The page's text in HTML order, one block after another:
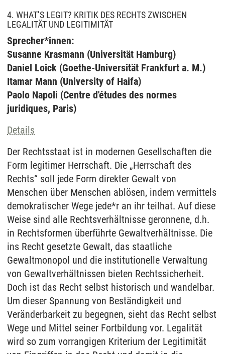
4. WHAT’S LEGIT? KRITIK DES RECHTS ZWISCHEN
LEGALITÄT UND LEGITIMITÄT
Sprecher*innen:
Susanne Krasmann (Universität Hamburg)
Daniel Loick (Goethe-Universität Frankfurt a. M.)
Itamar Mann (University of Haifa)
Paolo Napoli (Centre d'études des normes
juridiques, Paris)
Details
Der Rechtsstaat ist in modernen Gesellschaften die
Form legitimer Herrschaft. Die „Herrschaft des
Rechts“ soll jede Form direkter Gewalt von
Menschen über Menschen ablösen, indem vermittels
demokratischer Wege jede*r an ihr teilhat. Auf diese
Weise sind alle Rechtsverhältnisse geronnene, d.h.
in Rechtsformen überführte Gewaltverhältnisse. Die
ins Recht gesetzte Gewalt, das staatliche
Gewaltmonopol und die institutionelle Verwaltung
von Gewaltverhältnissen bieten Rechtssicherheit.
Doch ist das Recht selbst historisch und wandelbar.
Um dieser Spannung von Beständigkeit und
Veränderbarkeit zu begegnen, sieht das Recht selbst
Wege und Mittel seiner Fortbildung vor. Legalität
wird so zum vorrangigen Kriterium der Legitimität